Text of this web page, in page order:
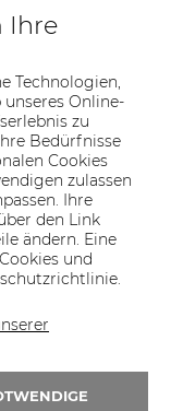
KONTAKT
Ihre
Technologien,
Online-
zu
Bedürfnisse
Cookies
zulassen
Ihre
den Link
ändern. Eine
und